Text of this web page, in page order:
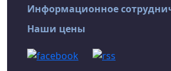
Информационное
Наши цены